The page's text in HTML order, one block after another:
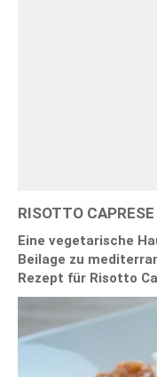
RISOTTO
Eine vegetarische
Beilage zu
Rezept für Risotto